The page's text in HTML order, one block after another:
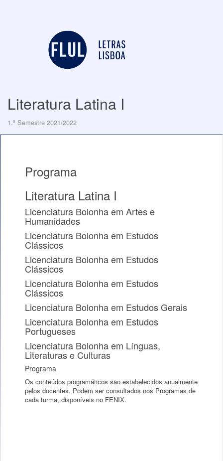
Literatura Latina I
1.º Semestre 2021/2022
Programa
Literatura Latina I
Licenciatura Bolonha em Artes e
Humanidades
Licenciatura Bolonha em Estudos
Clássicos
Licenciatura Bolonha em Estudos
Clássicos
Licenciatura Bolonha em Estudos
Clássicos
Licenciatura Bolonha em Estudos Gerais
Licenciatura Bolonha em Estudos
Portugueses
Licenciatura Bolonha em Línguas,
Literaturas e Culturas
Programa
Os conteúdos programáticos são estabelecidos anualmente
pelos docentes. Podem ser consultados nos Programas de
cada turma, disponíveis no FENIX.